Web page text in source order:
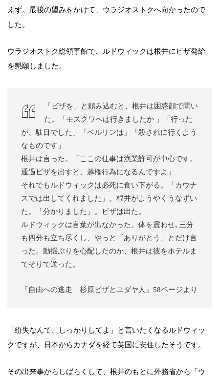
えず。最後の望みをかけて、ウラジオストクへ向かったので
した。
ウラジオストク総領事館で、ルドウィックは根井にビザ発給
を懇願しました。
「ビザを」と頼み込むと、根井は困惑顔で聞い
た。「モスクワへは行きましたか 」「行った
が、駄目でした」「ベルリンは」「殺されに行くよう
なものです」
根井は言った。「ここの仕事は漁業許可が中心です。
通過ビザを出すと、越権行為になるんですよ」
それでもルドウィックは必死に食い下がる。「カウナ
スでは出してくれました」。根井がようやくうなずい
た。「分かりました」。ビザは出た。
ルドウィックは言葉が出なかった。体を震わせ､三分
も四分も立ち尽くし、やっと「ありがとう」とだけ言
った。動揺ぶりを心配したのか、根井は彼をホテルま
でそりで送った。
『自由への逃走 杉原ビザとユダヤ人』58ページより
「紛失なんて、しっかりしてよ」と言いたくなるルドウィッ
クですが、日本からカナダを経て英国に安住したそうです。
その出来事からしばらくして、根井のもとに外務省から「ウ